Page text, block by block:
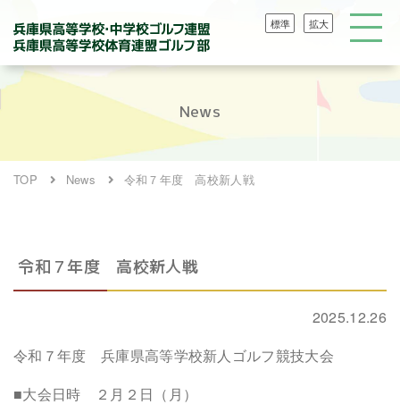
標準 拡大
News
TOP News 令和７年度 高校新人戦
令和７年度 高校新人戦
2025.12.26
令和７年度 兵庫県高等学校新人ゴルフ競技大会
■大会日時 ２月２日（月）